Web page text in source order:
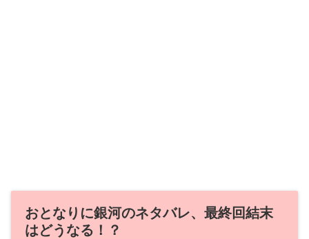
おとなりに銀河のネタバレ、最終回結末
はどうなる！？